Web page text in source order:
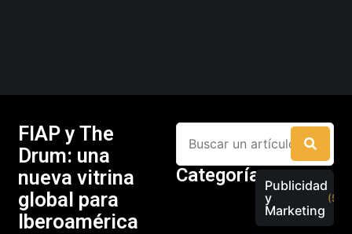
FIAP y The
Drum: una
nueva vitrina
global para
Iberoamérica
CategoríasPublicidad
y
Marketing